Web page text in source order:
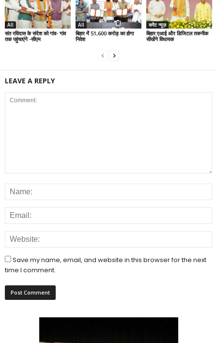
All
संत रविदास के संदेश को गांव- गांव
तक पहुंचाएंगे -सीएम
All
बिहार में 51,600 करोड़ का होगा
निवेश
करेंट न्यूज़
बिहार:एआई और डिजिटल तकनीक
सीखेंगे विधायक
LEAVE A REPLY
Save my name, email, and website in this browser for the next
time I comment.